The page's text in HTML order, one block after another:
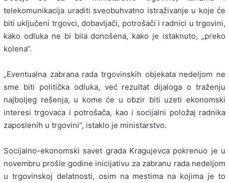
telekomunikacija uraditi sveobuhvatno istraživanje u koje će
biti uključeni trgovci, dobavljači, potrošači i radnici u trgovini,
kako odluka ne bi bila donošena, kako je istaknuto, „preko
kolena“.
„Eventualna zabrana rada trgovinskih objekata nedeljom ne
sme biti politička odluka, već rezultat dijaloga o traženju
najboljeg rešenja, u kome će u obzir biti uzeti ekonomski
interesi trgovaca i potrošača, kao i socijalni položaj radnika
zaposlenih u trgovini“, istaklo je ministarstvo.
Socijalno-ekonomski savet grada Kragujevca pokrenuo je u
novembru prošle godine inicijativu za zabranu rada nedeljom
u trgovinskoj delatnosti, osim na mestima na kojima je to